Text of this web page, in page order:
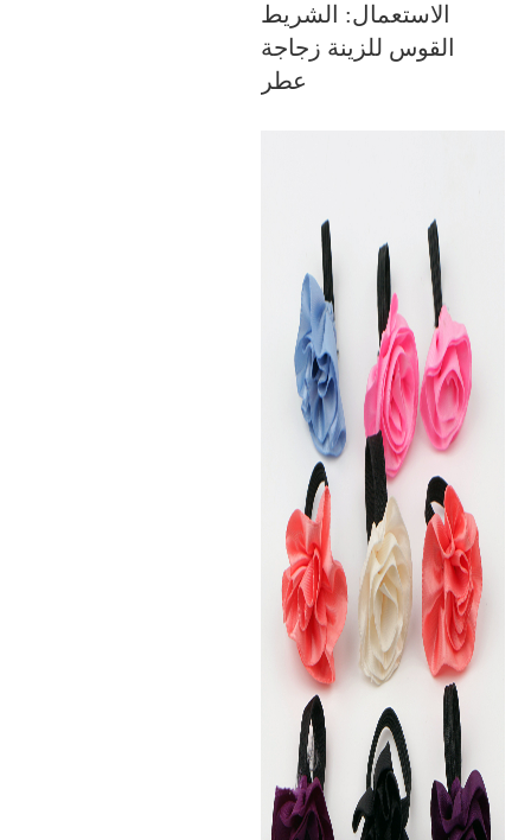
الاستعمال: الشريط
القوس للزينة زجاجة
عطر